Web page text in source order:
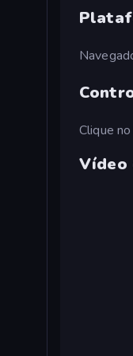
Clique
Vídeo